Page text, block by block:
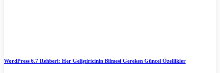
WordPress 6.7 Rehberi: Her Geliştiricinin Bilmesi Gereken Güncel Özellikler